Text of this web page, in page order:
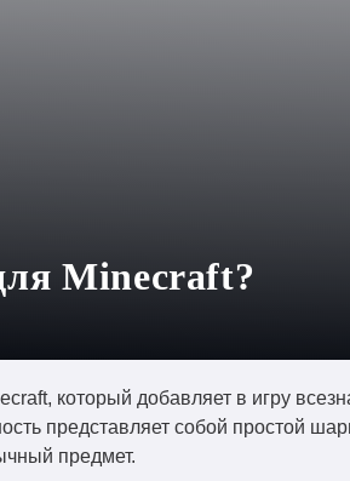
Minecraft?
который добавляет в игру
представляет собой простой
предмет.